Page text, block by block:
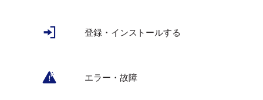
登録・インストールする
エラー・故障